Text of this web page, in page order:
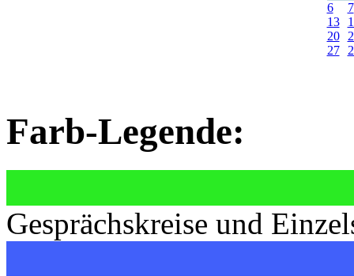
6
7
13
20
27
Farb-Legende:
Gesprächskreise und